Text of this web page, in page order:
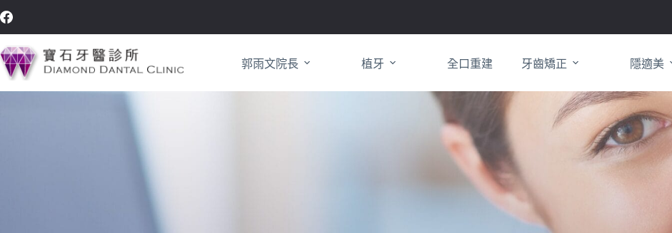
郭雨文院長 植牙 全口重建 牙齒矯正 隱適美